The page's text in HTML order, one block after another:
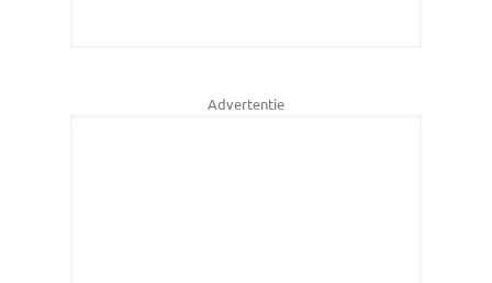
Advertentie